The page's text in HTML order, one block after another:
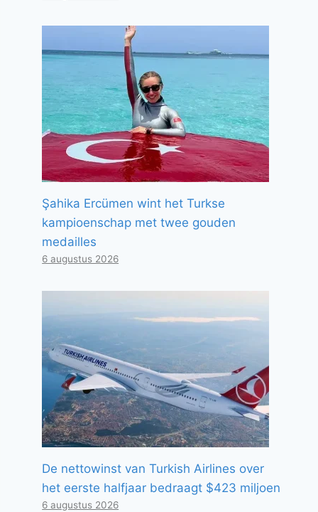
Şahika Ercümen wint het Turkse
kampioenschap met twee gouden
medailles
6 augustus 2026
De nettowinst van Turkish Airlines over
het eerste halfjaar bedraagt ​​$423 miljoen
6 augustus 2026